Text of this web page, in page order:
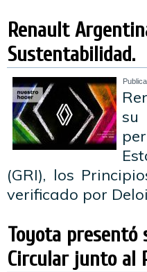
Renault
Sustentabilidad.
su
(GRI), los
verificado por
Toyota presentó
Circular junto al